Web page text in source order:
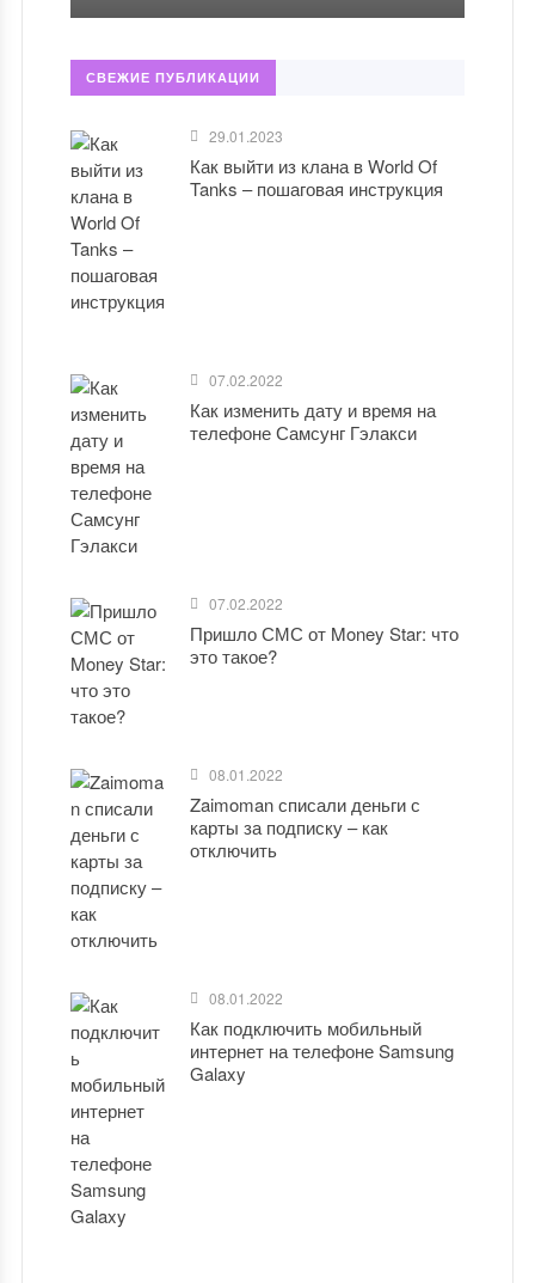
СВЕЖИЕ ПУБЛИКАЦИИ
29.01.2023
Как выйти из клана в World Of
Tanks – пошаговая инструкция
07.02.2022
Как изменить дату и время на
телефоне Самсунг Гэлакси
07.02.2022
Пришло СМС от Money Star: что
это такое?
08.01.2022
Zaimoman списали деньги с
карты за подписку – как
отключить
08.01.2022
Как подключить мобильный
интернет на телефоне Samsung
Galaxy